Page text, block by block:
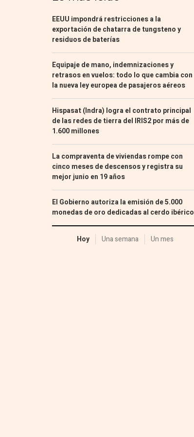
EEUU impondrá restricciones a la
exportación de chatarra de tungsteno y
residuos de baterías
Equipaje de mano, indemnizaciones y
retrasos en vuelos: todo lo que cambia con
la nueva ley europea de pasajeros aéreos
Hispasat (Indra) logra el contrato principal
de las redes de tierra del IRIS2 por más de
1.600 millones
La compraventa de viviendas rompe con
cinco meses de descensos y registra su
mejor junio en 19 años
El Gobierno autoriza la emisión de 5.000
monedas de oro dedicadas al cerdo ibérico
Hoy Una semana Un mes